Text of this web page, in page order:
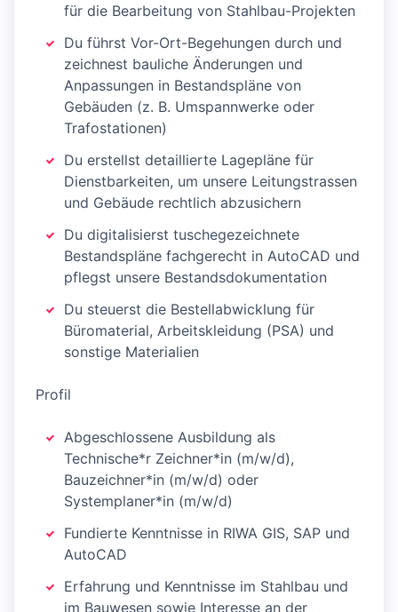
für die Bearbeitung von Stahlbau-Projekten
Du führst Vor-Ort-Begehungen durch und
zeichnest bauliche Änderungen und
Anpassungen in Bestandspläne von
Gebäuden (z. B. Umspannwerke oder
Trafostationen)
Du erstellst detaillierte Lagepläne für
Dienstbarkeiten, um unsere Leitungstrassen
und Gebäude rechtlich abzusichern
Du digitalisierst tuschegezeichnete
Bestandspläne fachgerecht in AutoCAD und
pflegst unsere Bestandsdokumentation
Du steuerst die Bestellabwicklung für
Büromaterial, Arbeitskleidung (PSA) und
sonstige Materialien
Profil
Abgeschlossene Ausbildung als
Technische*r Zeichner*in (m/w/d),
Bauzeichner*in (m/w/d) oder
Systemplaner*in (m/w/d)
Fundierte Kenntnisse in RIWA GIS, SAP und
AutoCAD
Erfahrung und Kenntnisse im Stahlbau und
im Bauwesen sowie Interesse an der